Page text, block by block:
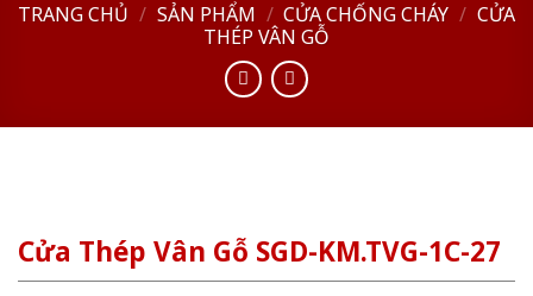
TRANG CHỦ / SẢN PHẨM / CỬA CHỐNG CHÁY / CỬA
THÉP VÂN GỖ
Cửa Thép Vân Gỗ SGD-KM.TVG-1C-27